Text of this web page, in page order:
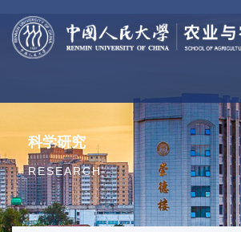
科学研究
RESEARCH